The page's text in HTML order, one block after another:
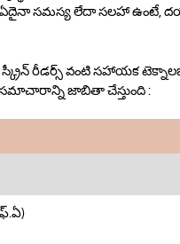
ఏదైనా సమస్య లేదా సలహా ఉంటే,
స్క్రీన్ రీడర్స్ వంటి సహాయక
సమాచారాన్ని జాబితా చేస్తుంది :